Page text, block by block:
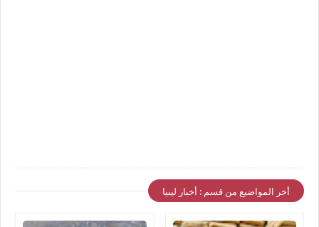
أخر المواضيع من قسم : أخبار ليبيا